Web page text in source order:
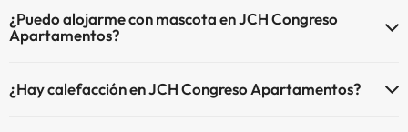
¿Puedo alojarme con mascota en JCH Congreso
Apartamentos?
petición y de pago directo en hotel). Consulta las condiciones.
¿Hay calefacción en JCH Congreso Apartamentos?